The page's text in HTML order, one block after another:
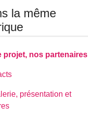
la même
projet, nos partenaires
présentation et